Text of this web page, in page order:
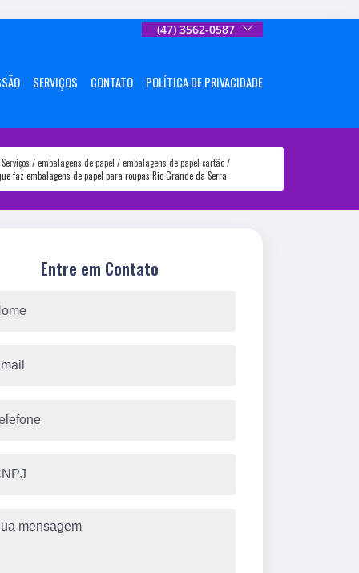
(47) 3562-0587
SERVIÇOS CONTATO POLÍTICA DE PRIVACIDADE
Serviços embalagens de papel
embalagens de papel cartão
faz embalagens de papel para roupas Rio Grande da Serra
Entre em Contato